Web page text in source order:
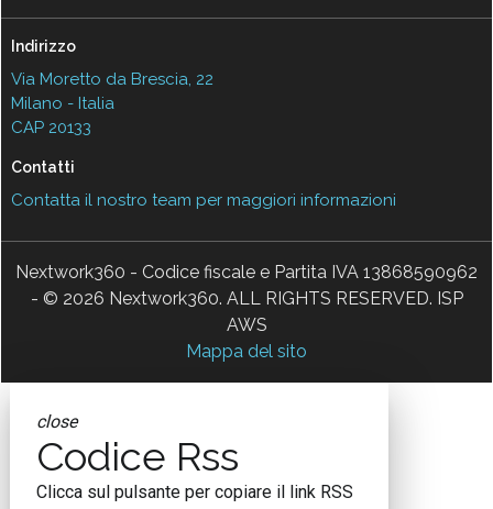
Indirizzo
Via Moretto da Brescia, 22
Milano - Italia
CAP 20133
Contatti
Contatta il nostro team per maggiori informazioni
Nextwork360 - Codice fiscale e Partita IVA 13868590962
- © 2026 Nextwork360. ALL RIGHTS RESERVED. ISP
AWS
Mappa del sito
close
Codice Rss
Clicca sul pulsante per copiare il link RSS